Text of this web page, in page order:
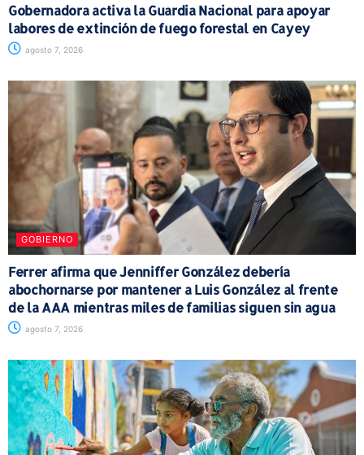
Gobernadora activa la Guardia Nacional para apoyar
labores de extinción de fuego forestal en Cayey
agosto 7, 2026
GOBIERNO
Ferrer afirma que Jenniffer González debería
abochornarse por mantener a Luis González al frente
de la AAA mientras miles de familias siguen sin agua
agosto 7, 2026